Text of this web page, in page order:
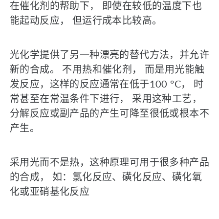
在催化剂的帮助下， 即使在较低的温度下也
能起动反应， 但运行成本比较高。
光化学提供了另一种漂亮的替代方法，并允许
新的合成。 不用热和催化剂， 而是用光能触
发反应，这样的反应通常在低于100 °C， 时
常甚至在常温条件下进行， 采用这种工艺，
分解反应或副产品的产生可降至很低或根本不
产生。
采用光而不是热，这种原理可用于很多种产品
的合成， 如：氯化反应、磺化反应、磺化氧
化或亚硝基化反应